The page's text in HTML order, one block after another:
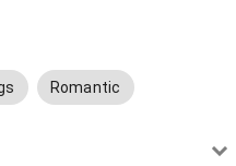
Romantic